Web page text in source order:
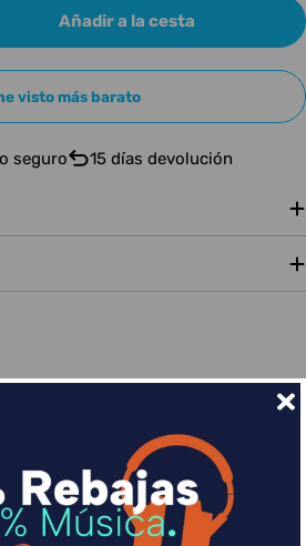
para Focal Alpha 50 EVO
cantidad para Focal Alpha
Añadir a la cesta
visto más barato
seguro 15 días devolución
compras con Sequra
o hasta en 18 meses por una
cuota al mes con Sequra